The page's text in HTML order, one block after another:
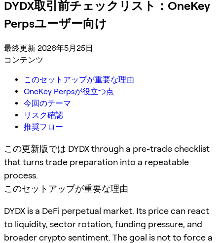
DYDX取引前チェックリスト：OneKey
Perpsユーザー向け
最終更新 2026年5月25日
コンテンツ
このセットアップが重要な理由
OneKey Perpsが役立つ点
今回のテーマ
リスク確認
推奨フロー
この更新版では DYDX through a pre-trade checklist
that turns trade preparation into a repeatable
process.
このセットアップが重要な理由
DYDX is a DeFi perpetual market. Its price can react
to liquidity, sector rotation, funding pressure, and
broader crypto sentiment. The goal is not to force a